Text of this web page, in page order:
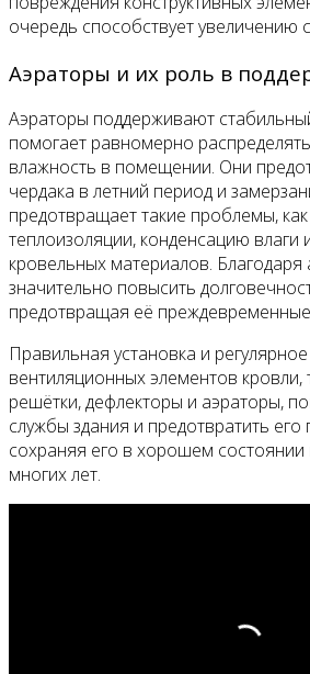
очередь способствует увеличению
Аэраторы и их роль в
Аэраторы поддерживают
помогает равномерно
влажность в помещении. Они
чердака в летний период и
предотвращает такие проблемы,
теплоизоляции, конденсацию влаги
кровельных материалов.
значительно повысить
предотвращая её
Правильная установка и
вентиляционных элементов кровли,
решётки, дефлекторы и аэраторы,
службы здания и предотвратить
сохраняя его в хорошем
многих лет.